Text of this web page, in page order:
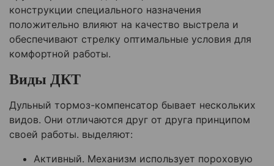
конструкции специального назначения
положительно влияют на качество выстрела и
обеспечивают стрелку оптимальные условия для
комфортной работы.
Виды ДКТ
Дульный тормоз-компенсатор бывает нескольких
видов. Они отличаются друг от друга принципом
своей работы. выделяют:
Активный. Механизм использует пороховую